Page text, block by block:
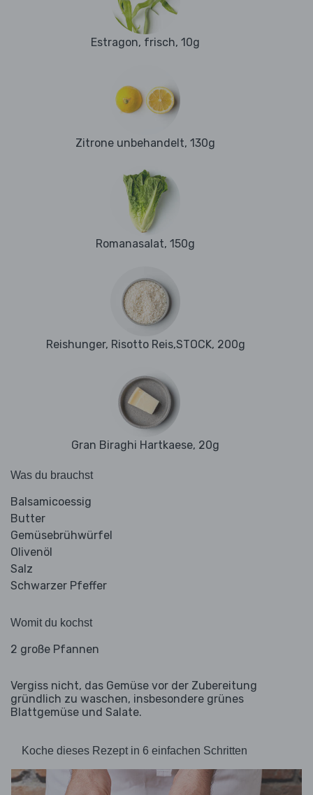
Estragon, frisch, 10g
Zitrone unbehandelt, 130g
Romanasalat, 150g
Reishunger, Risotto Reis,STOCK, 200g
Gran Biraghi Hartkaese, 20g
Was du brauchst
Balsamicoessig
Butter
Gemüsebrühwürfel
Olivenöl
Salz
Schwarzer Pfeffer
Womit du kochst
2 große Pfannen
Vergiss nicht, das Gemüse vor der Zubereitung
gründlich zu waschen, insbesondere grünes
Blattgemüse und Salate.
Koche dieses Rezept in 6 einfachen Schritten